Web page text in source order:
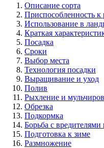
Описание сорта
Приспособленность
Использование в
Краткая
Посадка
Сроки
Выбор места
Технология посадки
Выращивание и уход
Полив
Рыхление и
Обрезка
Подкормка
Борьба с вредителями
Подготовка к зиме
Размножение